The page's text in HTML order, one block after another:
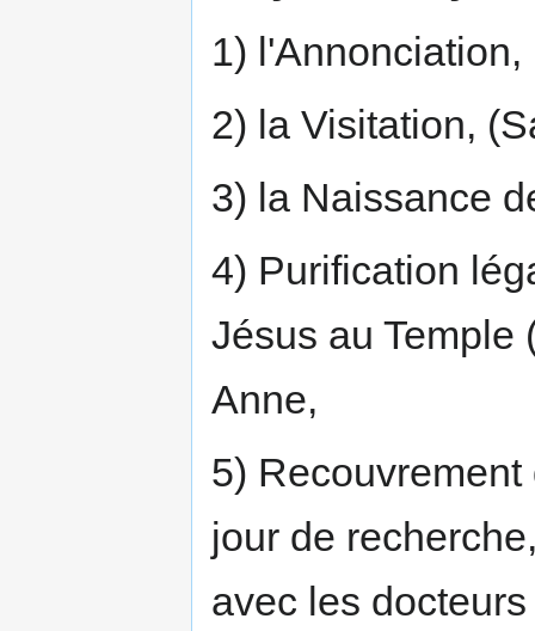
1) l'Annonciation,
2) la Visitation,
3) la Naissance
4) Purification
Jésus au Temple
Anne,
5) Recouvrement
jour de
avec les